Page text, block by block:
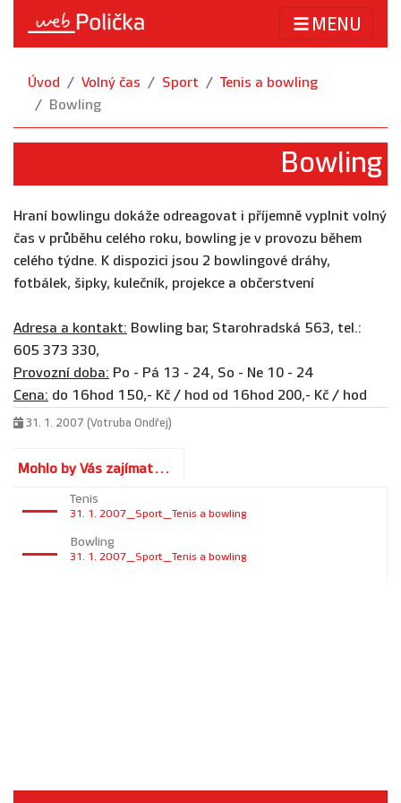
MENU
Úvod Volný čas Sport
Tenis a bowling
Bowling
Bowling
Hraní bowlingu dokáže odreagovat i příjemně vyplnit volný
čas v průběhu celého roku, bowling je v provozu během
celého týdne. K dispozici jsou 2 bowlingové dráhy,
fotbálek, šipky, kulečník, projekce a občerstvení
Adresa a kontakt: Bowling bar, Starohradská 563, tel.:
605 373 330,
Provozní doba: Po - Pá 13 - 24, So - Ne 10 - 24
Cena: do 16hod 150,- Kč / hod od 16hod 200,- Kč / hod
31. 1. 2007 (Votruba Ondřej)
Mohlo by Vás zajímat...
Tenis
31. 1. 2007_Sport_Tenis a bowling
Bowling
31. 1. 2007_Sport_Tenis a bowling